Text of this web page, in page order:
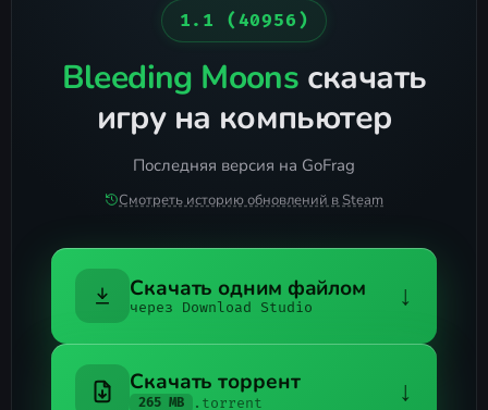
1.1 (40956)
Bleeding Moons скачать
игру на компьютер
Последняя версия на GoFrag
Смотреть историю обновлений в Steam
Скачать одним файлом
через Download Studio ↓
Скачать торрент
265 MB .torrent ↓